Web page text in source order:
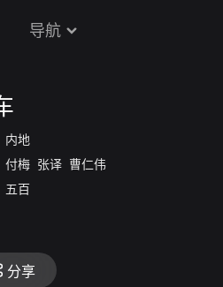
导航
内地
付梅 张译 曹仁伟
五百
分享